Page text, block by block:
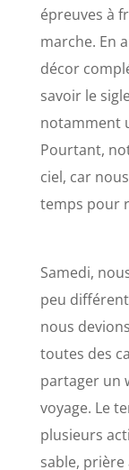
épreuves à
marche. En
décor
savoir le
notamment
Pourtant,
ciel, car
temps pour
Samedi,
peu
nous
toutes des
partager un
voyage. Le
plusieurs
sable, prière